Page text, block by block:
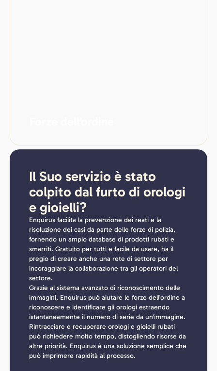
Il Suo servizio è stato
colpito dal furto di orologi
e gioielli?
Enquirus facilita la prevenzione dei reati e la
risoluzione dei casi da parte delle forze di polizia,
fornendo un ampio database di prodotti rubati e
smarriti. Gratuito per tutti e facile da usare, ha il
pregio di creare anche una rete di settore per
incoraggiare la collaborazione tra gli operatori del
settore.
Grazie al sistema avanzato di riconoscimento delle
immagini, Enquirus può aiutare le forze dell'ordine a
riconoscere e identificare gli orologi estraendo
istantaneamente il numero di serie da un'immagine.
Rintracciare e recuperare orologi e gioielli rubati
può richiedere molto tempo, distogliendo risorse da
altre priorità. Enquirus è una soluzione semplice che
può imprimere rapidità al processo.